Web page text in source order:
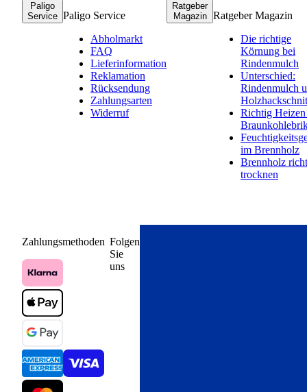
Stilvolle Gartengestaltung mit
Rindenmulch.
Mit seiner ansprechenden Optik wird der Rindenmulch Kiefer zum
Blickfang in jedem Garten. Er sieht nicht nur zwischen Sträuchern
und Bäumen bezaubernd aus, als natürliches Dekorationselement
kann er Bachläufe und Gartenteiche in Szene setzen. Bringen Sie
den Mulch mit Natursteinen und passenden Pflanzen in Verbindung,
Vielseitige Einsatzmöglichkeiten im
größere Gartenflächen – Rindenmulch Kiefer erfüllt viele Zwecke
und bietet in Kombination mit weiteren Naturprodukten eine ideale
und praktische Lösung für Ihren Garten.
Rindenmulch Kiefer einfach geliefert.
Sie können über PALIGO ganz bequem Rindenmulch Kiefer
ordentlich gestapelt auf einer Palette mittels Speditionsversand.
Bleiben Sie am Tag der Auslieferung durch das Erteilen einer
Abstellgenehmigung oder vorheriger Terminabsprache zeitlich
flexibler. Wenn Sie sich mehrere Säcke Rindenmulch Kiefer liefern
lassen, profitieren Sie zusätzlich von unseren Mengenrabatten.
Paligo
Service Paligo Service
Abholmarkt
FAQ
Lieferinformation
Reklamation
Rücksendung
Zahlungsarten
Widerruf
Ratgeber
Magazin
Ratgeber Magazin
Die richtige
Körnung bei
Rindenmulch
Unterschied:
Rindenmulch
Richtig
im Brennholz
Brennholz
trocknen
Zahlungsmethoden Folgen
Sie
uns